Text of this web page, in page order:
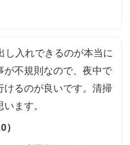
し入れできるのが本当に
が不規則なので、夜中で
けるのが良いです。清掃
ます。
）